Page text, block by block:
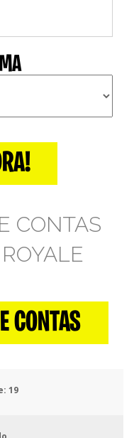
CONTAS
CONTAS
23